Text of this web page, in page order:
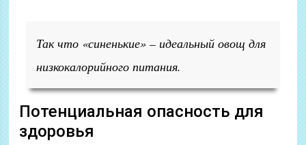
Так что «синенькие» – идеальный овощ для
низкокалорийного питания.
Потенциальная опасность для
здоровья